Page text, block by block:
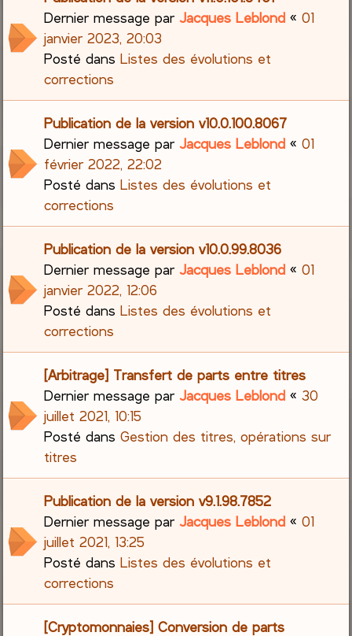
Dernier message parJacques Leblond «01
janvier 2023, 20:03
Posté dansListes des évolutions et
corrections
Publication de la version v10.0.100.8067
Dernier message parJacques Leblond «01
février 2022, 22:02
Posté dansListes des évolutions et
corrections
Publication de la version v10.0.99.8036
Dernier message parJacques Leblond «01
janvier 2022, 12:06
Posté dansListes des évolutions et
corrections
[Arbitrage] Transfert de parts entre titres
Dernier message parJacques Leblond «30
juillet 2021, 10:15
Posté dansGestion des titres, opérations sur
titres
Publication de la version v9.1.98.7852
Dernier message parJacques Leblond «01
juillet 2021, 13:25
Posté dansListes des évolutions et
corrections
[Cryptomonnaies] Conversion de parts